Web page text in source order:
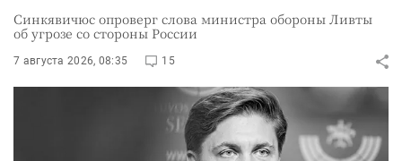
Синкявичюс опроверг слова министра обороны Ливты
об угрозе со стороны России
7 августа 2026, 08:35 15